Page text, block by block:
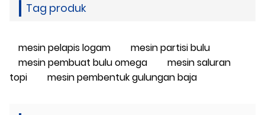
Tag produk
mesin pelapis logam
mesin partisi bulu
mesin pembuat bulu omega
mesin saluran
topi
mesin pembentuk gulungan baja